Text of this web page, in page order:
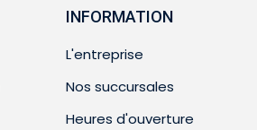
INFORMATION
L'entreprise
Nos succursales
Heures d'ouverture